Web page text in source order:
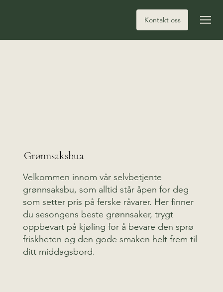
Kontakt oss
Grønnsaksbua
Velkommen innom vår selvbetjente
grønnsaksbu, som alltid står åpen for deg
som setter pris på ferske råvarer. Her finner
du sesongens beste grønnsaker, trygt
oppbevart på kjøling for å bevare den sprø
friskheten og den gode smaken helt frem til
ditt middagsbord.